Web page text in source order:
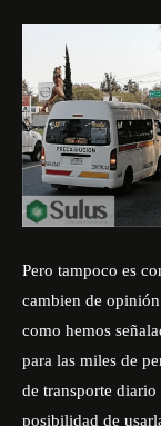
Pero tampoco es
cambien de
como hemos
para las miles de
de transporte
posibilidad de